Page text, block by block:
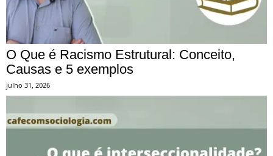
O Que é Racismo Estrutural: Conceito,
Causas e 5 exemplos
julho 31, 2026